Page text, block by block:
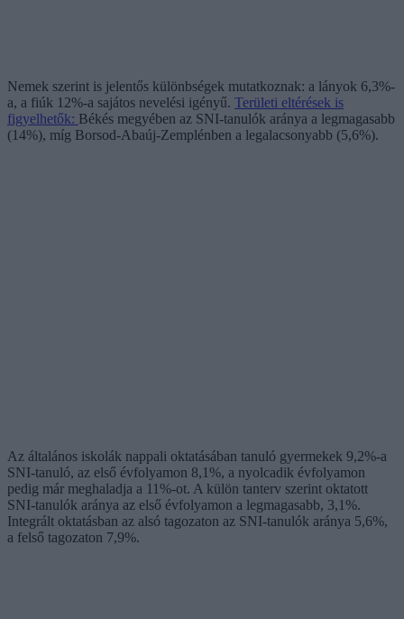
Nemek szerint is jelentős különbségek mutatkoznak: a lányok 6,3%-
a, a fiúk 12%-a sajátos nevelési igényű. Területi eltérések is
figyelhetők: Békés megyében az SNI-tanulók aránya a legmagasabb
(14%), míg Borsod-Abaúj-Zemplénben a legalacsonyabb (5,6%).
Az általános iskolák nappali oktatásában tanuló gyermekek 9,2%-a
SNI-tanuló, az első évfolyamon 8,1%, a nyolcadik évfolyamon
pedig már meghaladja a 11%-ot. A külön tanterv szerint oktatott
SNI-tanulók aránya az első évfolyamon a legmagasabb, 3,1%.
Integrált oktatásban az alsó tagozaton az SNI-tanulók aránya 5,6%,
a felső tagozaton 7,9%.